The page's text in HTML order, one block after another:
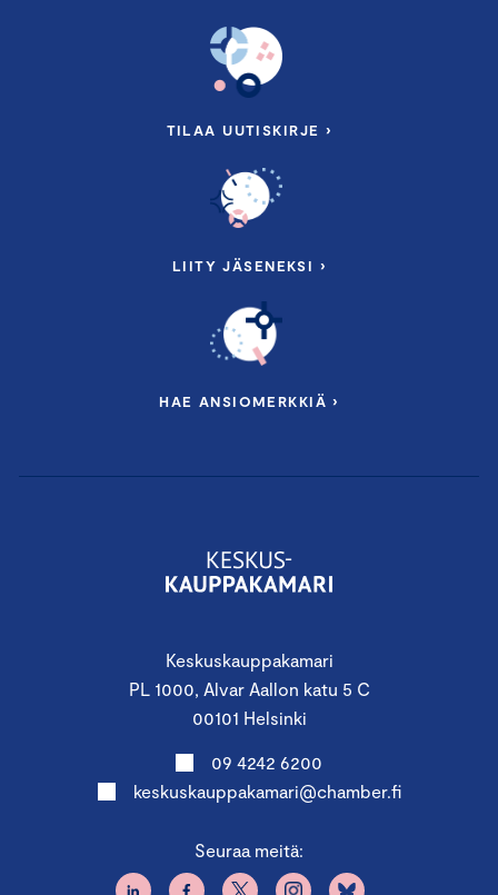
Keskuskauppakamari
PL 1000, Alvar Aallon katu 5 C
00101 Helsinki
09 4242 6200
keskuskauppakamari@chamber.fi
Seuraa meitä:
TILAA UUTISKIRJE ›
LIITY JÄSENEKSI ›
HAE ANSIOMERKKIÄ ›